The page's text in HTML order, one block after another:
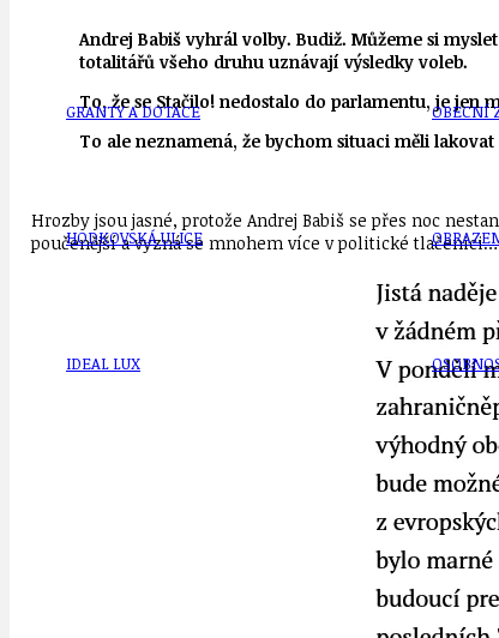
GRANTY A DOTACE
HODKOVSKÁ ULICE
IDEAL LUX
OBECNÍ
Andrej Babiš vyhrál volby. Budiž. Můžeme si
totalitářů všeho druhu uznávají výsledky voleb.
To, že se Stačilo! nedostalo do parlamentu, je jen
To ale neznamená, že bychom situaci měli lakovat
Hrozby jsou jasné, protože Andrej Babiš se přes noc
poučenější a vyzná se mnohem více v politické tlačenici…